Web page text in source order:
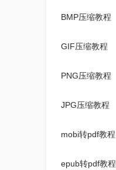
BMP压缩教程
GIF压缩教程
PNG压缩教程
JPG压缩教程
mobi转pdf教程
epub转pdf教程